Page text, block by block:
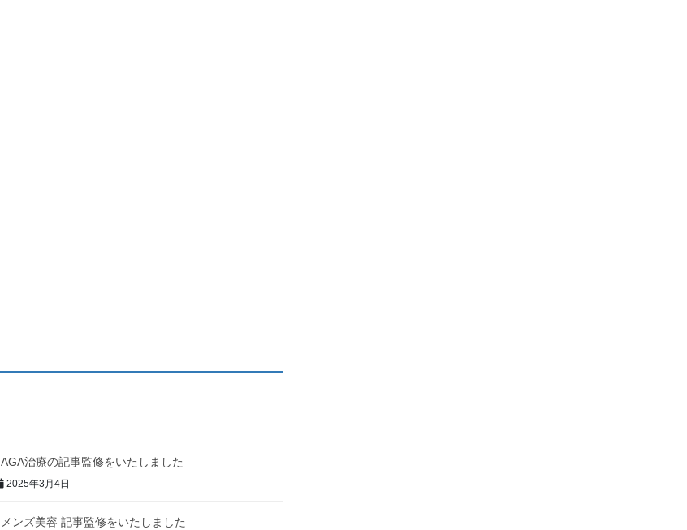
AGA治療の記事監修をいたしました
2025年3月4日
メンズ美容 記事監修をいたしました